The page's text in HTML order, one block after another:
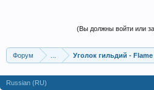
(Вы должны войти или
Форум Уголок гильдий - Flame
Russian (RU)